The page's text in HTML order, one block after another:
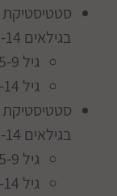
בגילאים 5-14 הינו 12 הרוגים
גיל 5-9 - כמות הרוגים 7
גיל 10-14 - כמות הרוגים 5
בגילאים 5-14 הינו 16 הרוגים
גיל 5-9 - כמות הרוגים 8
גיל 10-14 - כמות הרוגים 8